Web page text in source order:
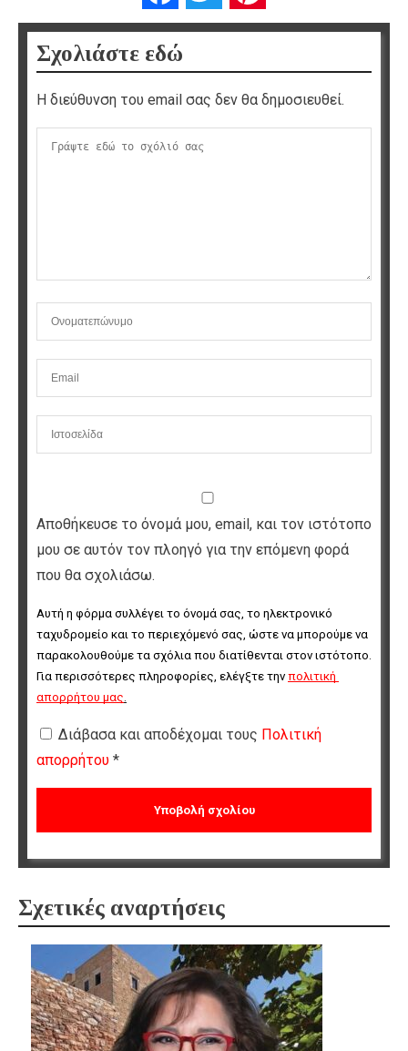
Σχολιάστε εδώ
Η διεύθυνση του email σας δεν θα δημοσιευθεί.
Αποθήκευσε το όνομά μου, email, και τον ιστότοπο
μου σε αυτόν τον πλοηγό για την επόμενη φορά
που θα σχολιάσω.
Αυτή η φόρμα συλλέγει το όνομά σας, το ηλεκτρονικό
ταχυδρομείο και το περιεχόμενό σας, ώστε να μπορούμε να
παρακολουθούμε τα σχόλια που διατίθενται στον ιστότοπο.
Για περισσότερες πληροφορίες, ελέγξτε την πολιτική
απορρήτου μας
Διάβασα και αποδέχομαι τους Πολιτική
απορρήτου *
Σχετικές αναρτήσεις